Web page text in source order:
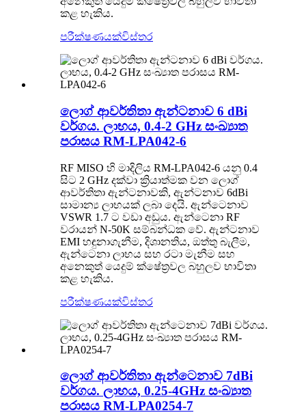
කළ හැකිය.
පරීක්ෂණයක්විස්තර
ලොග් ආවර්තිතා ඇන්ටනාව 6 dBi
වර්ගය. ලාභය, 0.4-2 GHz සංඛ්‍යාත
පරාසය RM-LPA042-6
RF MISO හි මාදිලිය RM-LPA042-6 යනු 0.4
සිට 2 GHz දක්වා ක්‍රියාත්මක වන ලොග්
ආවර්තිතා ඇන්ටනාවකි, ඇන්ටනාව 6dBi
සාමාන්‍ය ලාභයක් ලබා දෙයි. ඇන්ටෙනාව
VSWR 1.7 ට වඩා අඩුය. ඇන්ටෙනා RF
වරායන් N-50K සම්බන්ධක වේ. ඇන්ටනාව
EMI හඳුනාගැනීම, දිශානතිය, ඔත්තු බැලීම,
ඇන්ටෙනා ලාභය සහ රටා මැනීම සහ
අනෙකුත් යෙදුම් ක්ෂේත්‍රවල බහුලව භාවිතා
කළ හැකිය.
පරීක්ෂණයක්විස්තර
ලොග් ආවර්තිතා ඇන්ටෙනාව 7dBi
වර්ගය. ලාභය, 0.25-4GHz සංඛ්‍යාත
පරාසය RM-LPA0254-7